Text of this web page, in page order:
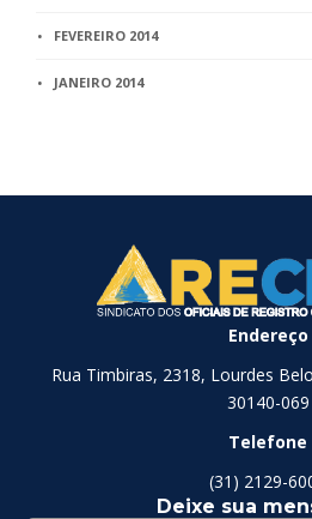
FEVEREIRO 2014
JANEIRO 2014
Endereço
Rua Timbiras, 2318, Lourdes
30140-069
Telefone
(31) 2129-
Deixe sua